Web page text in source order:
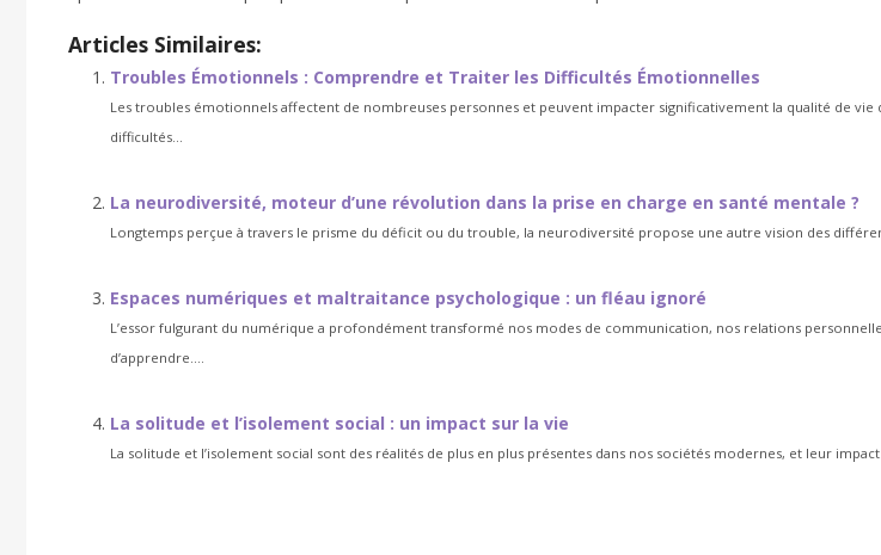
Articles Similaires:
Troubles Émotionnels : Comprendre et Traiter les Difficultés Émotionnelles
Les troubles émotionnels affectent de nombreuses personnes et peuvent impacter significativement la qualité de vie
difficultés...
La neurodiversité, moteur d’une révolution dans la prise en charge en santé mentale ?
Longtemps perçue à travers le prisme du déficit ou du trouble, la neurodiversité propose une autre vision des
Espaces numériques et maltraitance psychologique : un fléau ignoré
L’essor fulgurant du numérique a profondément transformé nos modes de communication, nos relations
d’apprendre....
La solitude et l’isolement social : un impact sur la vie
La solitude et l’isolement social sont des réalités de plus en plus présentes dans nos sociétés modernes, et leur